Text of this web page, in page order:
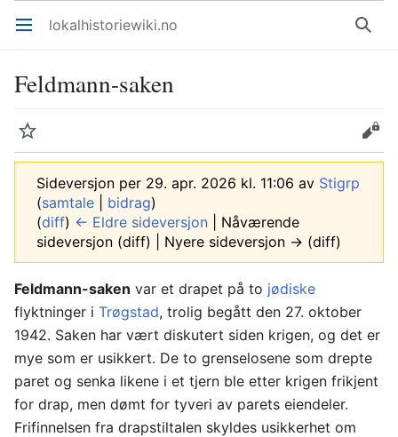
Åpne hovedmenyen lokalhistoriewiki.no Søk
Feldmann-saken
Overvåk Rediger
Sideversjon per 29. apr. 2026 kl. 11:06 av Stigrp
(samtale bidrag)
(diff) ← Eldre sideversjon | Nåværende
sideversjon (diff) | Nyere sideversjon → (diff)
Feldmann-saken var et drapet på to jødiske
flyktninger i Trøgstad, trolig begått den 27. oktober
1942. Saken har vært diskutert siden krigen, og det er
mye som er usikkert. De to grenselosene som drepte
paret og senka likene i et tjern ble etter krigen frikjent
for drap, men dømt for tyveri av parets eiendeler.
Frifinnelsen fra drapstiltalen skyldes usikkerhet om